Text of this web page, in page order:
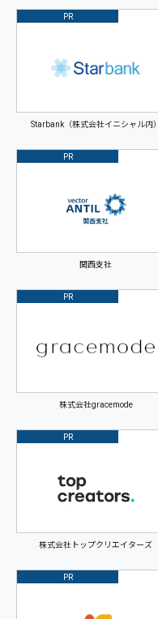
PR
Starbank（株式会社イニシャル内）
PR
関西支社
PR
株式会社gracemode
PR
株式会社トップクリエイターズ
PR